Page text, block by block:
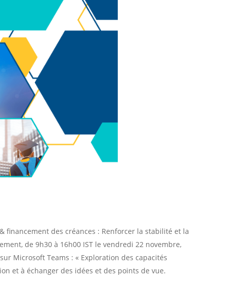
financement des créances : Renforcer la stabilité et la
de 9h30 à 16h00 IST le vendredi 22 novembre,
Microsoft Teams : « Exploration des capacités
et à échanger des idées et des points de vue.